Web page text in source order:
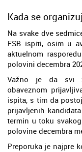
Kada se
Na svake dve
ESB ispiti, osim u
aktuelnom
polovini decembra
Važno je da svi
obaveznom
ispita, s tim da
prijavljenih
termin u toku
polovine decembra
Preporuka je najpre